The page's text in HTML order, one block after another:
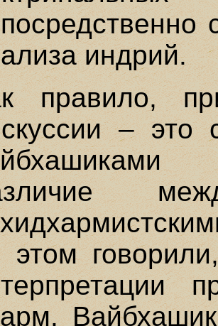
индрий.
правило,
– это
этом